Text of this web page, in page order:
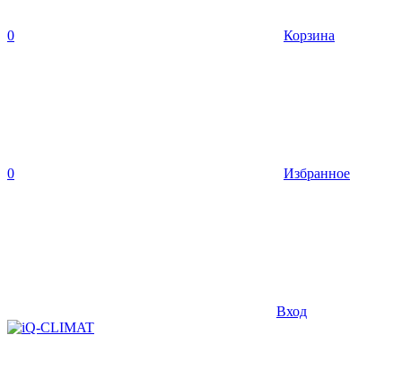
0 Корзина
0 Избранное
Вход